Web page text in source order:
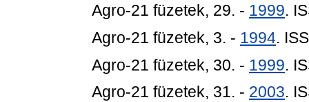
Agro-21 füzetek, 29. - 1999.
Agro-21 füzetek, 3. - 1994.
Agro-21 füzetek, 30. - 1999.
Agro-21 füzetek, 31. - 2003.